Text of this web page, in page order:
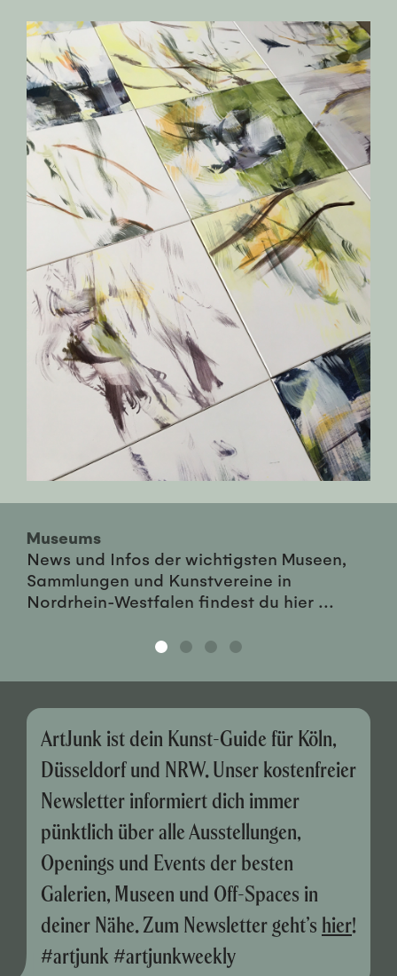
Museums
News und Infos der wichtigsten Museen,
Sammlungen und Kunstvereine in
Nordrhein-Westfalen findest du hier ...
ArtJunk ist dein Kunst-Guide für Köln,
Düsseldorf und NRW. Unser kostenfreier
Newsletter informiert dich immer
pünktlich über alle Ausstellungen,
Openings und Events der besten
Galerien, Museen und Off-Spaces in
deiner Nähe. Zum Newsletter geht’s hier!
#artjunk #artjunkweekly